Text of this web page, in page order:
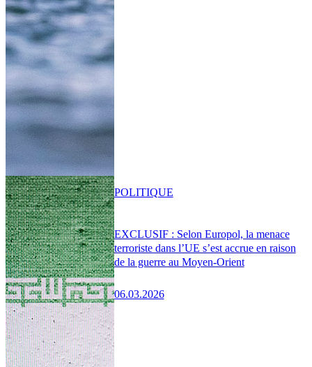
EXCLUSIF : Selon Europol, la menace
terroriste dans l’UE s’est accrue en raison
de la guerre au Moyen-Orient
06.03.2026
POLITIQUE